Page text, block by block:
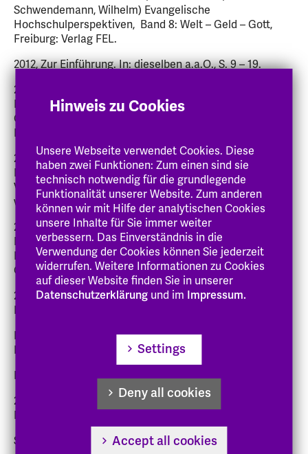
Schwendemann, Wilhelm) Evangelische
Hochschulperspektiven, Band 8: Welt – Geld – Gott,
Freiburg: Verlag FEL.
2012, Zur Einführung. In: dieselben a.a.O., S. 9 – 19.
2012, Rezension zu: Valeska Olde, „ADHS“ verstehen?
Phänomenologische Perspektiven, Budrich Uni Press,
Opladen und Farmington Hills, 2010. In:
Behindertenpädagogik 51 (2012)2, S. 187 – 189.
2011, Rezension zu: Bernd R. Brüggemann, Frauen und
Männer in der Psychiatrischen Tagesklinik. Psychiatrie
Verlag. Online unter:
www.socialnet.de/rezensionen/10437.php.
2011, Rezension zu: Erich Fromm 2011, Was den
Menschen antreibt. Psychoanalyse als Theorie und
Praxis von Beziehung. Psychosozial-Verlag (Gießen).
Online unter:www.socialnet.de/rezensionen/10893.php
2010, Rollenwechsel und seine Konsequenzen: von
Fürsorgemepfänderinnen,
Klientinnen und Kundinnen. In: Ev.
Hochschulperspektiven Bd. 6, FEL-Verlag,
Freiburg/Br., S. 101-109
2010, Grußwort In: V. Herrmann (Hrsg.), Das Mentoring-
Modell. Darmstadt, Hephata,
S. 72-73
Hinweis zu Cookies
Unsere Webseite verwendet Cookies. Diese
haben zwei Funktionen: Zum einen sind sie
technisch notwendig für die grundlegende
Funktionalität unserer Website. Zum anderen
können wir mit Hilfe der analytischen Cookies
unsere Inhalte für Sie immer weiter
verbessern. Das Einverständnis in die
Verwendung der Cookies können Sie jederzeit
widerrufen. Weitere Informationen zu Cookies
auf dieser Website finden Sie in unserer
Datenschutzerklärung und im Impressum.
Settings
Deny all cookies
Accept all cookies